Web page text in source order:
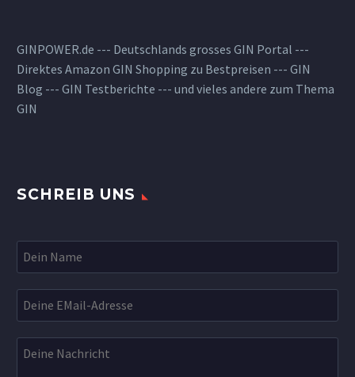
GINPOWER.de --- Deutschlands grosses GIN Portal ---
Direktes Amazon GIN Shopping zu Bestpreisen --- GIN
Blog --- GIN Testberichte --- und vieles andere zum Thema
GIN
SCHREIB UNS